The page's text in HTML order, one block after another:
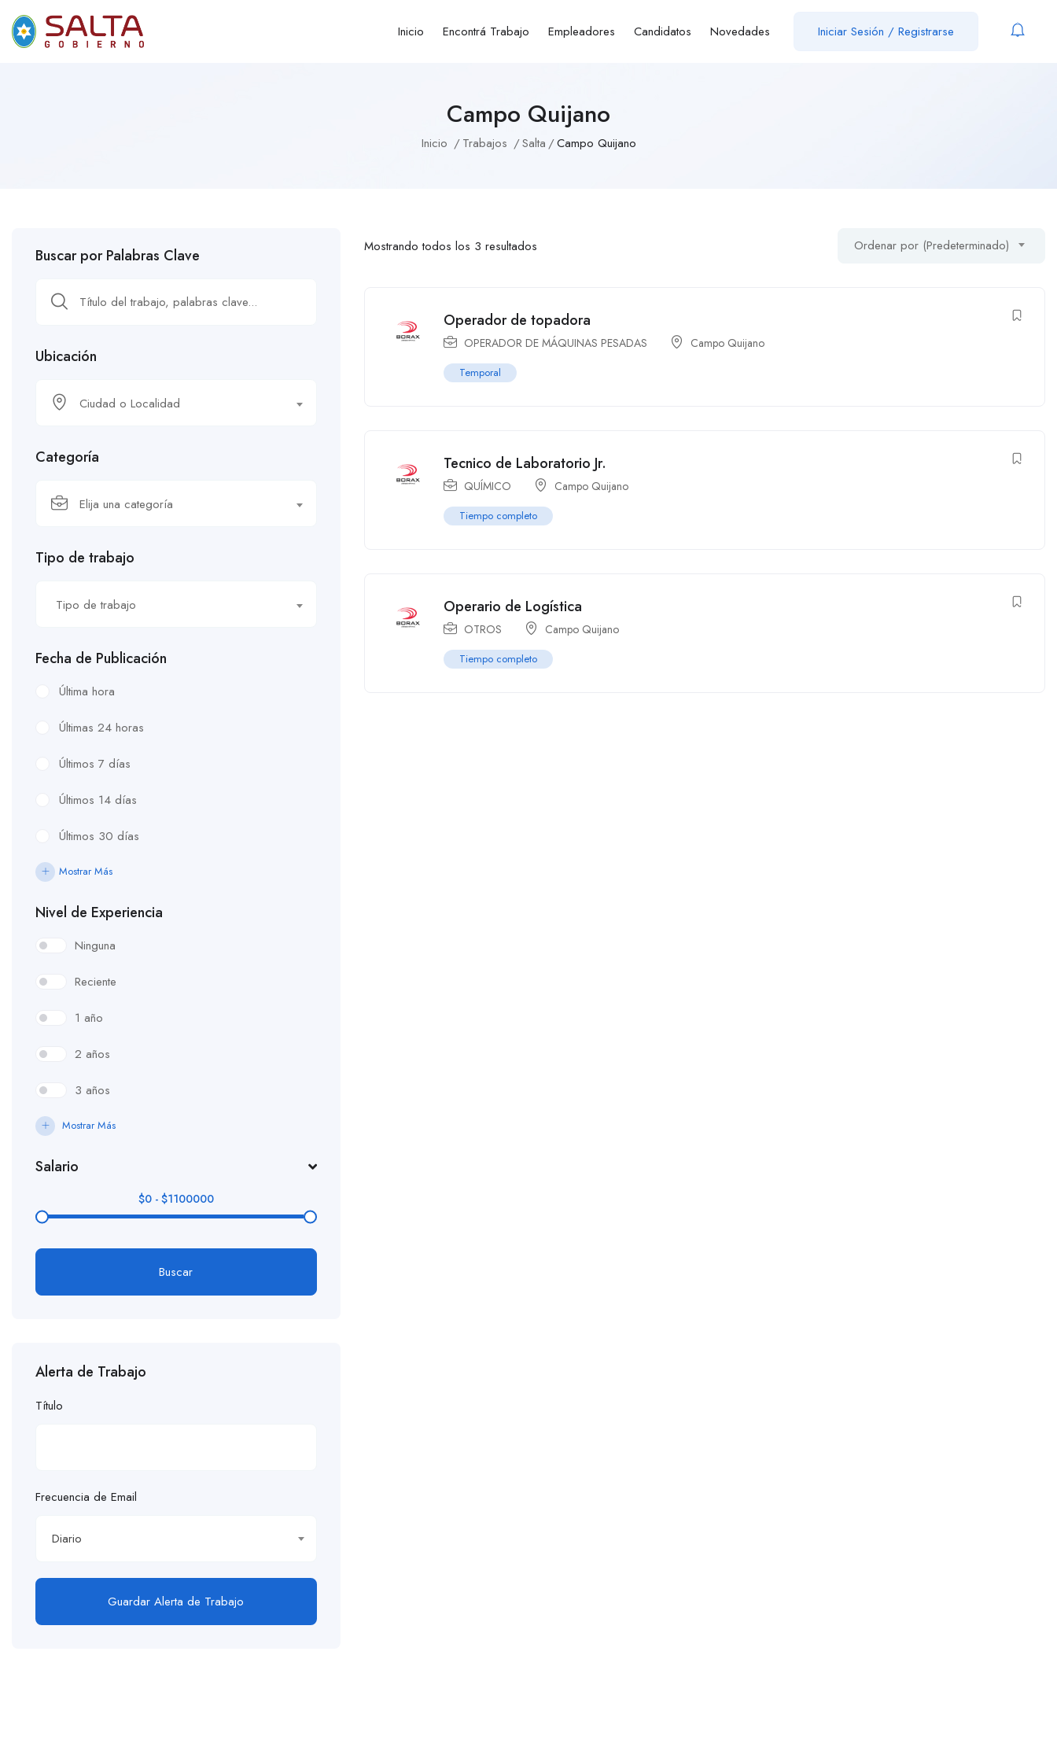
Inicio Encontrá Trabajo Empleadores Candidatos Novedades Iniciar Sesión / Registrarse
Campo Quijano
Inicio Trabajos Salta Campo Quijano
Buscar por Palabras Clave
Ubicación
Ciudad o Localidad
Categoría
Elija una categoría
Tipo de trabajo
Tipo de trabajo
Fecha de Publicación
Última hora
Últimas 24 horas
Últimos 7 días
Últimos 14 días
Últimos 30 días
Mostrar Más
Nivel de Experiencia
Ninguna
Reciente
1 año
2 años
3 años
Mostrar Más
Salario
$0 - $1100000
Buscar
Alerta de Trabajo
Título
Frecuencia de Email
Diario
Guardar Alerta de Trabajo
Mostrando todos los 3 resultados Ordenar por (Predeterminado)
Operador de topadora
OPERADOR DE MÁQUINAS PESADAS Campo Quijano
Temporal
Tecnico de Laboratorio Jr.
QUÍMICO Campo Quijano
Tiempo completo
Operario de Logística
OTROS Campo Quijano
Tiempo completo